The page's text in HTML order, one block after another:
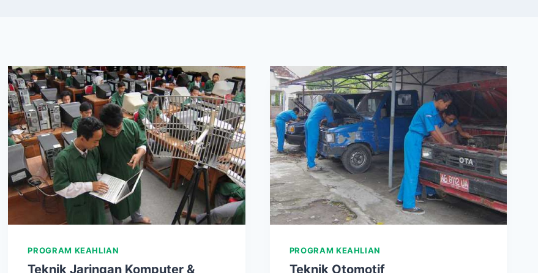
PROGRAM KEAHLIAN
Teknik Jaringan Komputer &
PROGRAM KEAHLIAN
Teknik Otomotif